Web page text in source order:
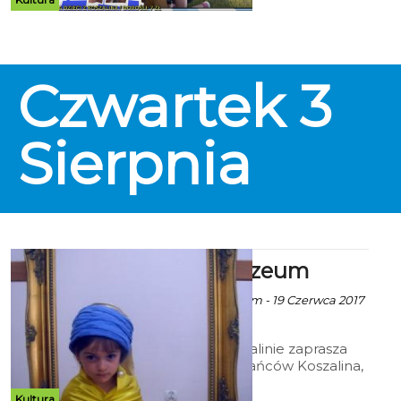
Czwartek 3
Sierpnia
Lato w Muzeum
ekoszalin za Muzeum - 19 Czerwca 2017
Muzeum w Koszalinie zaprasza
młodych mieszkańców Koszalina,
uczniów szkół podstawowych,